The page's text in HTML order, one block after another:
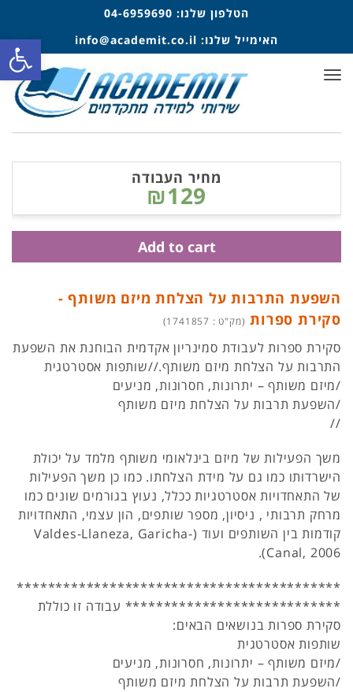
הטלפון שלנו: 04-6959690
האימייל שלנו: info@academit.co.il
תפריט
השפעת התרבות על הצלחת מיזם משותף -
סקירת ספרות (מק"ט : 1741857)
סקירת ספרות לעבודת סמינריון אקדמית הבוחנת את השפעת
התרבות על הצלחת מיזם משותף.//שותפות אסטרטגית
/מיזם משותף – יתרונות, חסרונות, מניעים
/השפעת תרבות על הצלחת מיזם משותף
//
משך הפעילות של מיזם בינלאומי משותף מלמד על יכולת
הישרדותו כמו גם על מידת הצלחתו. כמו כן משך הפעילות
של התאחדויות אסטרטגיות ככלל, נעוץ בגורמים שונים כמו
מרחק תרבותי , ניסיון, מספר שותפים, הון עצמי, התאחדויות
קודמות בין השותפים ועוד (Valdes-Llaneza, Garicha-
Canal, 2006).
******************************************
**************************** עבודה זו כוללת
סקירת ספרות בנושאים הבאים:
שותפות אסטרטגית
/מיזם משותף – יתרונות, חסרונות, מניעים
/השפעת תרבות על הצלחת מיזם משותף
מחיר העבודה
₪129
Add to cart
פתח